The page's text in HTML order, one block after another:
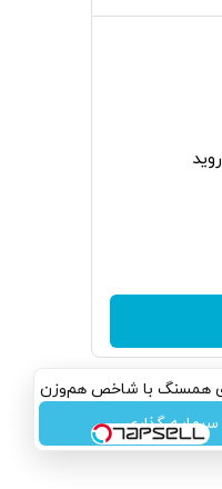
همسنگ با شاخص هم‌وزن
سرمایه گذاری